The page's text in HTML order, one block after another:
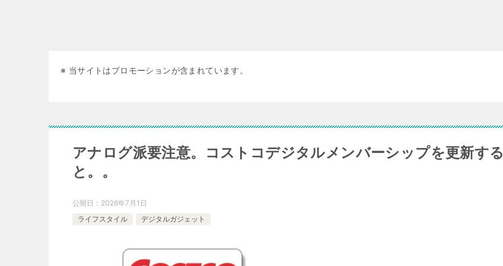
※ 当サイトはプロモーションが含まれています。
アナログ派要注意。コストコデジタルメンバーシップを更新する
と。。
公開日： 2026年7月1日
ライフスタイル
デジタルガジェット